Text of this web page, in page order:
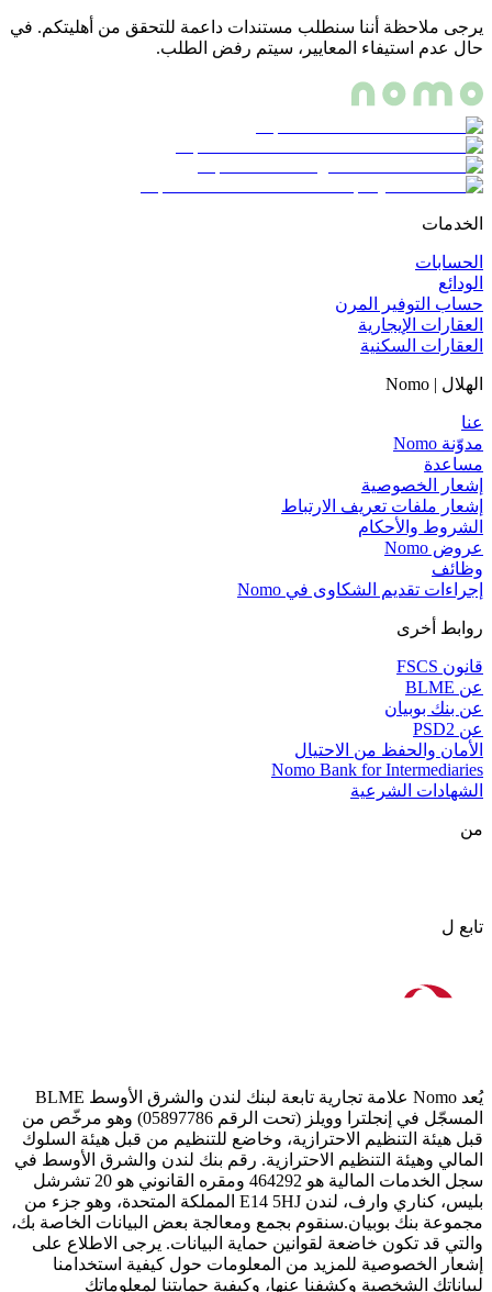
يرجى ملاحظة أننا سنطلب مستندات داعمة للتحقق من أهليتكم. في
حال عدم استيفاء المعايير، سيتم رفض الطلب.
الخدمات
الحسابات
الودائع
حساب التوفير المرن
العقارات الإيجارية
العقارات السكنية
الهلال | Nomo
عنا
مدوّنة Nomo
مساعدة
إشعار الخصوصية
إشعار ملفات تعريف الارتباط
الشروط والأحكام
عروض Nomo
وظائف
إجراءات تقديم الشكاوى في Nomo
روابط أخرى
قانون FSCS
عن BLME
عن بنك بوبيان
عن PSD2
الأمان والحفظ من الاحتيال
Nomo Bank for Intermediaries
الشهادات الشرعية
من
تابع ل
يُعد Nomo علامة تجارية تابعة لبنك لندن والشرق الأوسط BLME
المسجّل في إنجلترا وويلز (تحت الرقم 05897786) وهو مرخّص من
قبل هيئة التنظيم الاحترازية، وخاضع للتنظيم من قبل هيئة السلوك
المالي وهيئة التنظيم الاحترازية. رقم بنك لندن والشرق الأوسط في
سجل الخدمات المالية هو 464292 ومقره القانوني هو 20 تشرشل
بليس، كناري وارف، لندن E14 5HJ المملكة المتحدة، وهو جزء من
مجموعة بنك بوبيان.سنقوم بجمع ومعالجة بعض البيانات الخاصة بك،
والتي قد تكون خاضعة لقوانين حماية البيانات. يرجى الاطلاع على
إشعار الخصوصية للمزيد من المعلومات حول كيفية استخدامنا
لبياناتك الشخصية وكشفنا عنها، وكيفية حمايتنا لمعلوماتك